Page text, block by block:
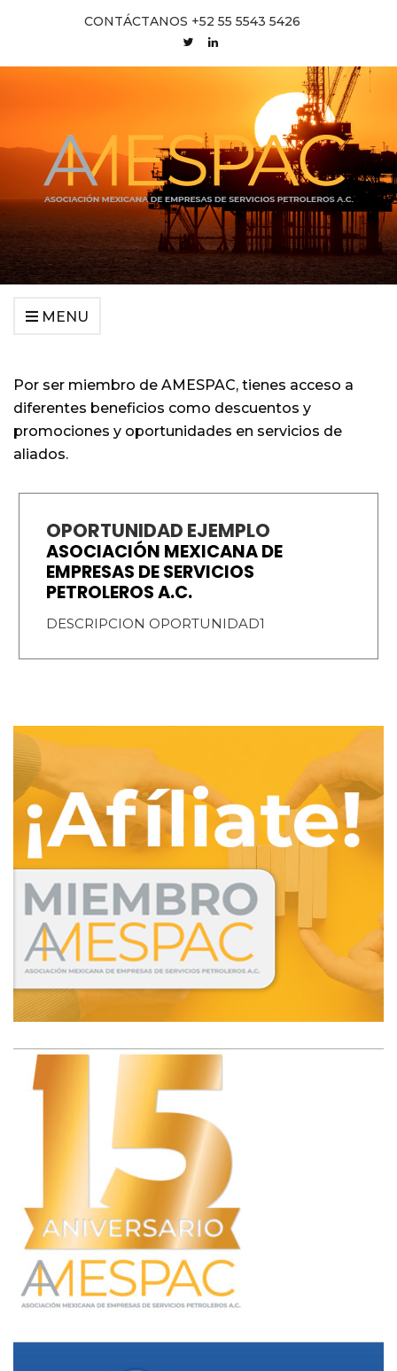
CONTÁCTANOS +52 55 5543 5426
MENU
Por ser miembro de AMESPAC, tienes acceso a
diferentes beneficios como descuentos y
promociones y oportunidades en servicios de
aliados.
OPORTUNIDAD EJEMPLO
ASOCIACIÓN MEXICANA DE
EMPRESAS DE SERVICIOS
PETROLEROS A.C.
DESCRIPCION OPORTUNIDAD1